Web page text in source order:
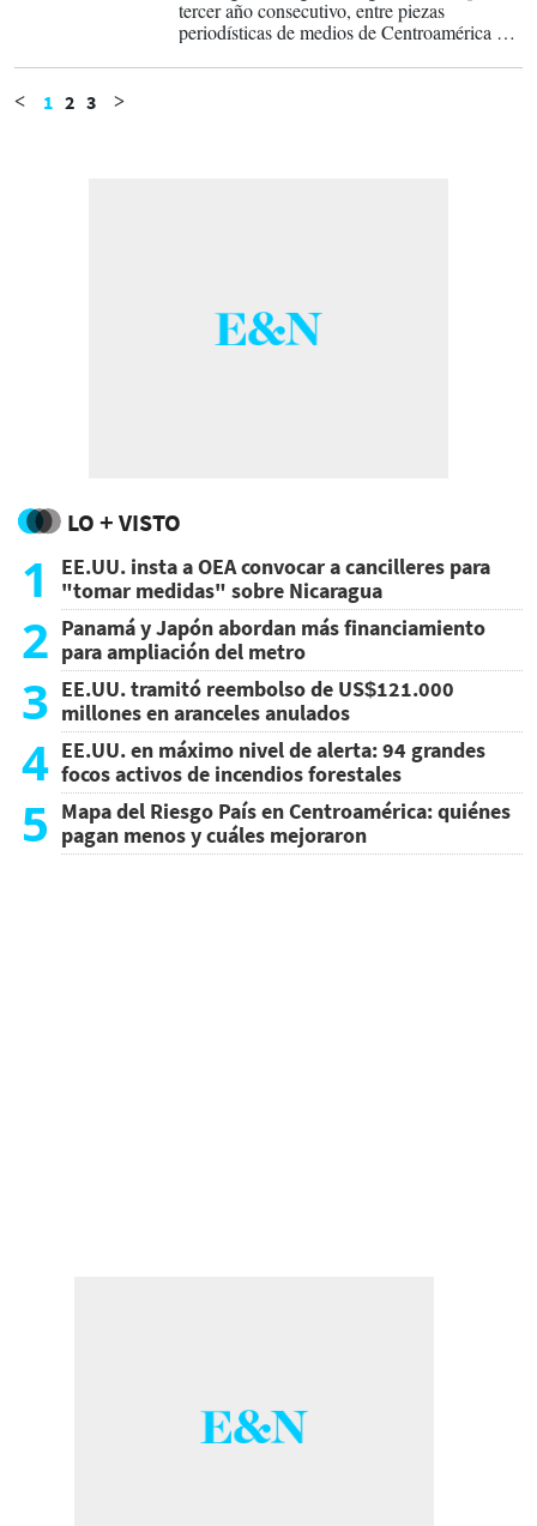
tercer año consecutivo, entre piezas
periodísticas de medios de Centroamérica y
por el tema: El costo invisible del agua,
< 1 2 3 >
LO + VISTO
1
EE.UU. insta a OEA convocar a cancilleres para
"tomar medidas" sobre Nicaragua
2 Panamá y Japón abordan más financiamiento
para ampliación del metro
3 EE.UU. tramitó reembolso de US$121.000
millones en aranceles anulados
4 EE.UU. en máximo nivel de alerta: 94 grandes
focos activos de incendios forestales
5 Mapa del Riesgo País en Centroamérica: quiénes
pagan menos y cuáles mejoraron